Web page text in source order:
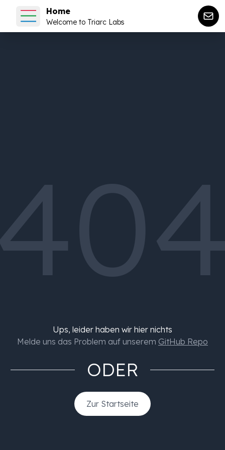
Home
Welcome to Triarc Labs
Ups, leider haben wir hier nichts
Melde uns das Problem auf unserem GitHub Repo
ODER
Zur Startseite